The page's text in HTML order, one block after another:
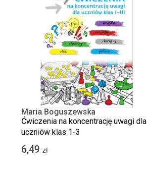
Maria Boguszewska
Ćwiczenia na koncentrację uwagi dla
uczniów klas 1-3
6,49 zł